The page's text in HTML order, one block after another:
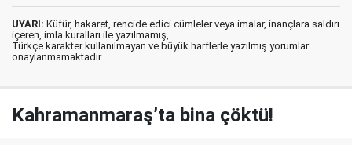
UYARI: Küfür, hakaret, rencide edici cümleler veya imalar, inançlara saldırı
içeren, imla kuralları ile yazılmamış,
Türkçe karakter kullanılmayan ve büyük harflerle yazılmış yorumlar
onaylanmamaktadır.
Kahramanmaraş’ta bina çöktü!